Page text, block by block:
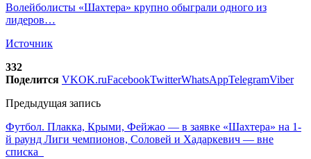
Волейболисты «Шахтера» крупно обыграли одного из
лидеров…
Источник
332
Поделится VKOK.ruFacebookTwitterWhatsAppTelegramViber
Предыдущая запись
Футбол. Плакка, Крыми, Фейжао — в заявке «Шахтера» на 1-
й раунд Лиги чемпионов, Соловей и Хадаркевич — вне
списка